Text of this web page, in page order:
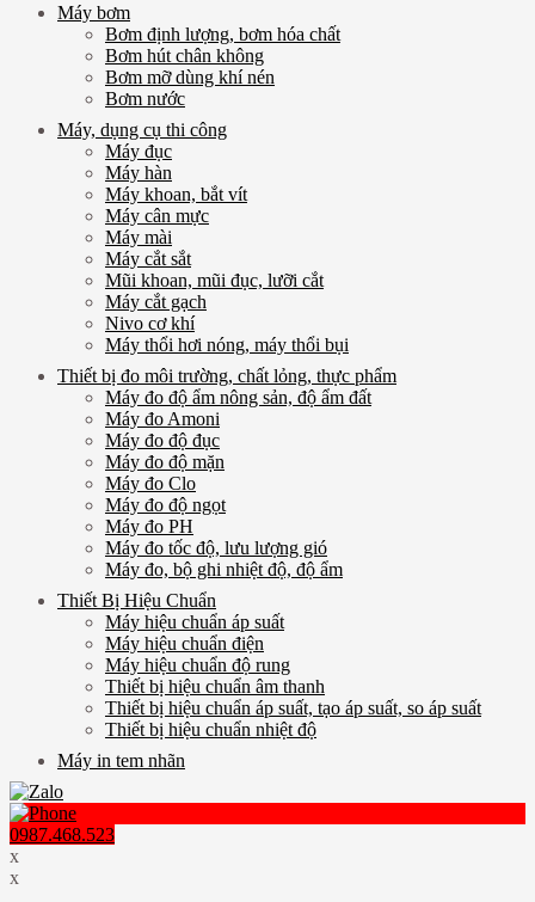
Máy bơm
Bơm định lượng, bơm hóa chất
Bơm hút chân không
Bơm mỡ dùng khí nén
Bơm nước
Máy, dụng cụ thi công
Máy đục
Máy hàn
Máy khoan, bắt vít
Máy cân mực
Máy mài
Máy cắt sắt
Mũi khoan, mũi đục, lưỡi cắt
Máy cắt gạch
Nivo cơ khí
Máy thổi hơi nóng, máy thổi bụi
Thiết bị đo môi trường, chất lỏng, thực phẩm
Máy đo độ ẩm nông sản, độ ẩm đất
Máy đo Amoni
Máy đo độ đục
Máy đo độ mặn
Máy đo Clo
Máy đo độ ngọt
Máy đo PH
Máy đo tốc độ, lưu lượng gió
Máy đo, bộ ghi nhiệt độ, độ ẩm
Thiết Bị Hiệu Chuẩn
Máy hiệu chuẩn áp suất
Máy hiệu chuẩn điện
Máy hiệu chuẩn độ rung
Thiết bị hiệu chuẩn âm thanh
Thiết bị hiệu chuẩn áp suất, tạo áp suất, so áp suất
Thiết bị hiệu chuẩn nhiệt độ
Máy in tem nhãn
0987.468.523
x
x